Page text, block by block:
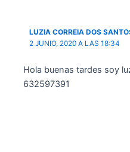
LUZIA CORREIA DOS
2 JUNIO, 2020 A LAS 18:34
Hola buenas tardes soy
632597391